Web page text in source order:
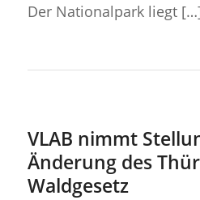
Der Nationalpark liegt
VLAB nimmt
Änderung des
Waldgesetz